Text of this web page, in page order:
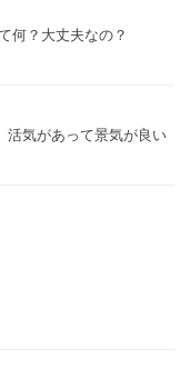
何？大丈夫なの？
気があって景気が良い